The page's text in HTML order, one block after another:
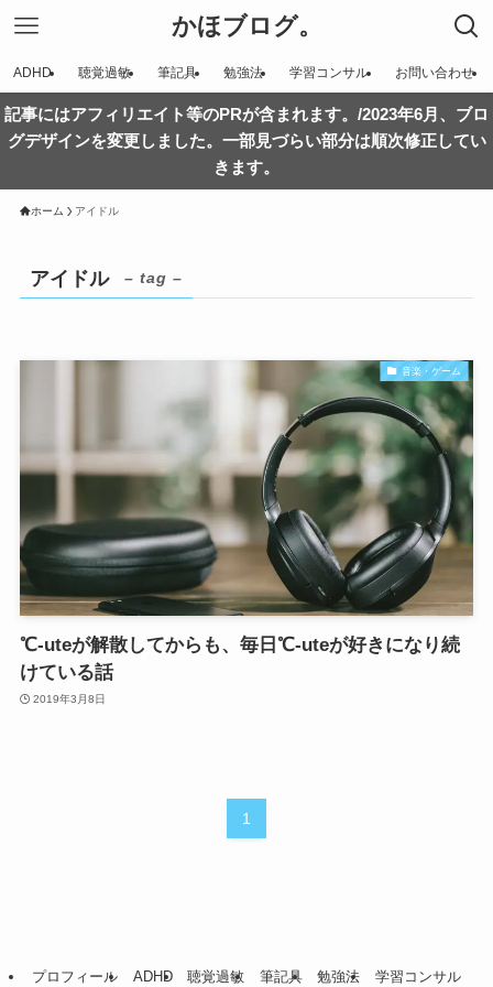
かほブログ。
ADHD 聴覚過敏 筆記具 勉強法 学習コンサル お問い合わせ
記事にはアフィリエイト等のPRが含まれます。/2023年6月、ブロ
グデザインを変更しました。一部見づらい部分は順次修正してい
きます。
ホーム アイドル
アイドル – tag –
音楽・ゲーム
℃-uteが解散してからも、毎日℃-uteが好きになり続
けている話
2019年3月8日
1
プロフィール ADHD 聴覚過敏 筆記具 勉強法 学習コンサル